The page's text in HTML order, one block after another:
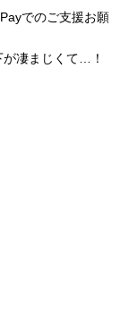
でのご支援お願
凄まじくて…！